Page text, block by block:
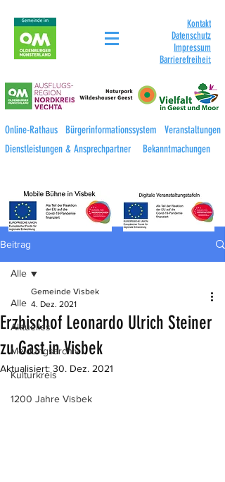
Kontakt
Datenschutz
Impressum
Barrierefreiheit
Online-Rathaus Bürgerinformationssystem
Veranstaltungen
Dienstleistungen & Ansprechpartner
Bekanntmachungen
Beitrag
Alle
Aktuelles
Meldungsarchiv
Kulturkreis
1200 Jahre Visbek
Alle
Erzbischof Leonardo Ulrich Steiner
zu Gast in Visbek
Gemeinde Visbek
4. Dez. 2021
Aktualisiert: 30. Dez. 2021